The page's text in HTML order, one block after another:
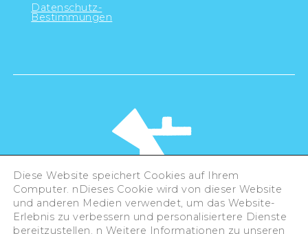
Datenschutz-
Bestimmungen
©Hiroshima Tourism Association /
Diese Website speichert Cookies auf Ihrem
Computer. nDieses Cookie wird von dieser Website
und anderen Medien verwendet, um das Website-
Erlebnis zu verbessern und personalisiertere Dienste
bereitzustellen. n Weitere Informationen zu unseren